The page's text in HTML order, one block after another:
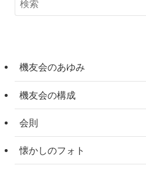
機友会のあゆみ
機友会の構成
会則
懐かしのフォト